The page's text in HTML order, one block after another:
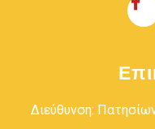
Διεύθυνση: